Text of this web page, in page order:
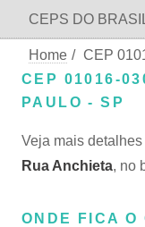
CEPS DO
Home / CEP
CEP 01016-
PAULO - SP
Veja mais
Rua Anchieta, no
ONDE FICA O